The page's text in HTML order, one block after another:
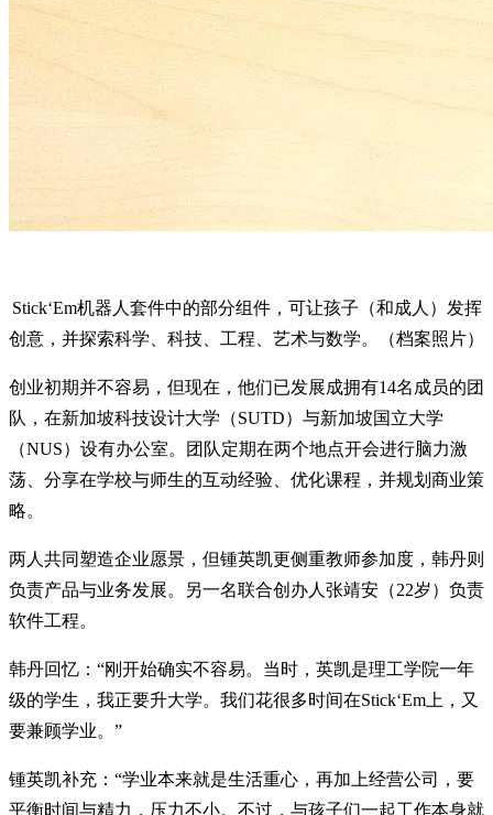
Stick‘Em机器人套件中的部分组件，可让孩子（和成人）发挥
创意，并探索科学、科技、工程、艺术与数学。（档案照片）
创业初期并不容易，但现在，他们已发展成拥有14名成员的团
队，在新加坡科技设计大学（SUTD）与新加坡国立大学
（NUS）设有办公室。团队定期在两个地点开会进行脑力激
荡、分享在学校与师生的互动经验、优化课程，并规划商业策
略。
两人共同塑造企业愿景，但锺英凯更侧重教师参加度，韩丹则
负责产品与业务发展。另一名联合创办人张靖安（22岁）负责
软件工程。
韩丹回忆：“刚开始确实不容易。当时，英凯是理工学院一年
级的学生，我正要升大学。我们花很多时间在Stick‘Em上，又
要兼顾学业。”
锺英凯补充：“学业本来就是生活重心，再加上经营公司，要
平衡时间与精力，压力不小。不过，与孩子们一起工作本身就